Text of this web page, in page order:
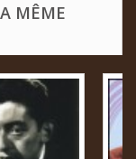
MÊME